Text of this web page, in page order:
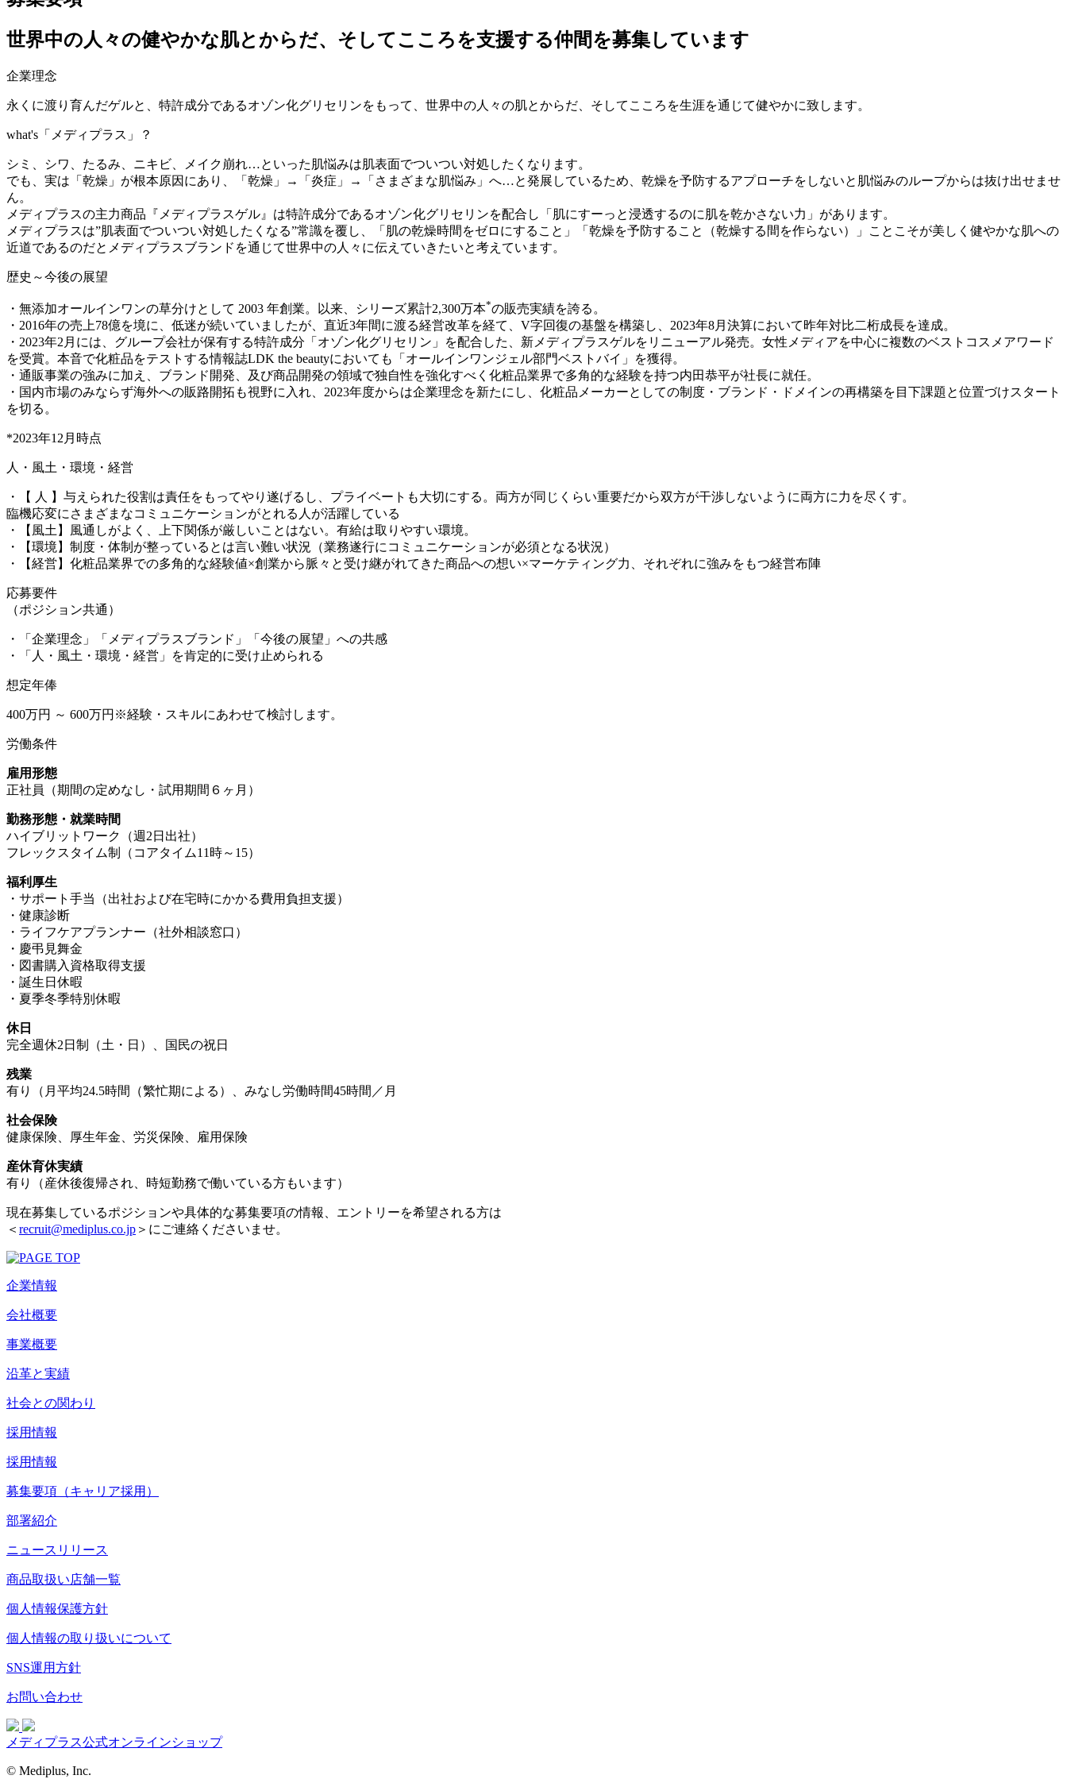
世界中の人々の健やかな肌とからだ、そしてこころを支援する仲間を募集しています
企業理念
永くに渡り育んだゲルと、特許成分であるオゾン化グリセリンをもって、世界中の人々の肌とからだ、そしてこころを生涯を通じて健やかに致します。
what's「メディプラス」？
シミ、シワ、たるみ、ニキビ、メイク崩れ…といった肌悩みは肌表面でついつい対処したくなります。
でも、実は「乾燥」が根本原因にあり、「乾燥」→「炎症」→「さまざまな肌悩み」へ…と発展しているため、乾燥を予防するアプローチをしないと肌悩みのループからは抜け出せませ
ん。
メディプラスの主力商品『メディプラスゲル』は特許成分であるオゾン化グリセリンを配合し「肌にすーっと浸透するのに肌を乾かさない力」があります。
メディプラスは”肌表面でついつい対処したくなる”常識を覆し、「肌の乾燥時間をゼロにすること」「乾燥を予防すること（乾燥する間を作らない）」ことこそが美しく健やかな肌への
近道であるのだとメディプラスブランドを通じて世界中の人々に伝えていきたいと考えています。
歴史～今後の展望
・無添加オールインワンの草分けとして 2003 年創業。以来、シリーズ累計2,300万本*の販売実績を誇る。
・2016年の売上78億を境に、低迷が続いていましたが、直近3年間に渡る経営改革を経て、V字回復の基盤を構築し、2023年8月決算において昨年対比二桁成長を達成。
・2023年2月には、グループ会社が保有する特許成分「オゾン化グリセリン」を配合した、新メディプラスゲルをリニューアル発売。女性メディアを中心に複数のベストコスメアワード
を受賞。本音で化粧品をテストする情報誌LDK the beautyにおいても「オールインワンジェル部門ベストバイ」を獲得。
・通販事業の強みに加え、ブランド開発、及び商品開発の領域で独自性を強化すべく化粧品業界で多角的な経験を持つ内田恭平が社長に就任。
・国内市場のみならず海外への販路開拓も視野に入れ、2023年度からは企業理念を新たにし、化粧品メーカーとしての制度・ブランド・ドメインの再構築を目下課題と位置づけスタート
を切る。
*2023年12月時点
人・風土・環境・経営
・【 人 】与えられた役割は責任をもってやり遂げるし、プライベートも大切にする。両方が同じくらい重要だから双方が干渉しないように両方に力を尽くす。
臨機応変にさまざまなコミュニケーションがとれる人が活躍している
・【風土】風通しがよく、上下関係が厳しいことはない。有給は取りやすい環境。
・【環境】制度・体制が整っているとは言い難い状況（業務遂行にコミュニケーションが必須となる状況）
・【経営】化粧品業界での多角的な経験値×創業から脈々と受け継がれてきた商品への想い×マーケティング力、それぞれに強みをもつ経営布陣
応募要件
（ポジション共通）
・「企業理念」「メディプラスブランド」「今後の展望」への共感
・「人・風土・環境・経営」を肯定的に受け止められる
想定年俸
400万円 ～ 600万円※経験・スキルにあわせて検討します。
労働条件
雇用形態
正社員（期間の定めなし・試用期間６ヶ月）
勤務形態・就業時間
ハイブリットワーク（週2日出社）
フレックスタイム制（コアタイム11時～15）
福利厚生
・サポート手当（出社および在宅時にかかる費用負担支援）
・健康診断
・ライフケアプランナー（社外相談窓口）
・慶弔見舞金
・図書購入資格取得支援
・誕生日休暇
・夏季冬季特別休暇
休日
完全週休2日制（土・日）、国民の祝日
残業
有り（月平均24.5時間（繁忙期による）、みなし労働時間45時間／月
社会保険
健康保険、厚生年金、労災保険、雇用保険
産休育休実績
有り（産休後復帰され、時短勤務で働いている方もいます）
現在募集しているポジションや具体的な募集要項の情報、エントリーを希望される方は
＜ recruit@mediplus.co.jp ＞にご連絡くださいませ。
企業情報
会社概要
事業概要
沿革と実績
社会との関わり
採用情報
採用情報
募集要項（キャリア採用）
部署紹介
ニュースリリース
商品取扱い店舗一覧
個人情報保護方針
個人情報の取り扱いについて
SNS運用方針
お問い合わせ
メディプラス公式オンラインショップ
© Mediplus, Inc.